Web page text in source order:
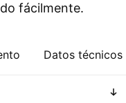
fácilmente.
Datos técnicos